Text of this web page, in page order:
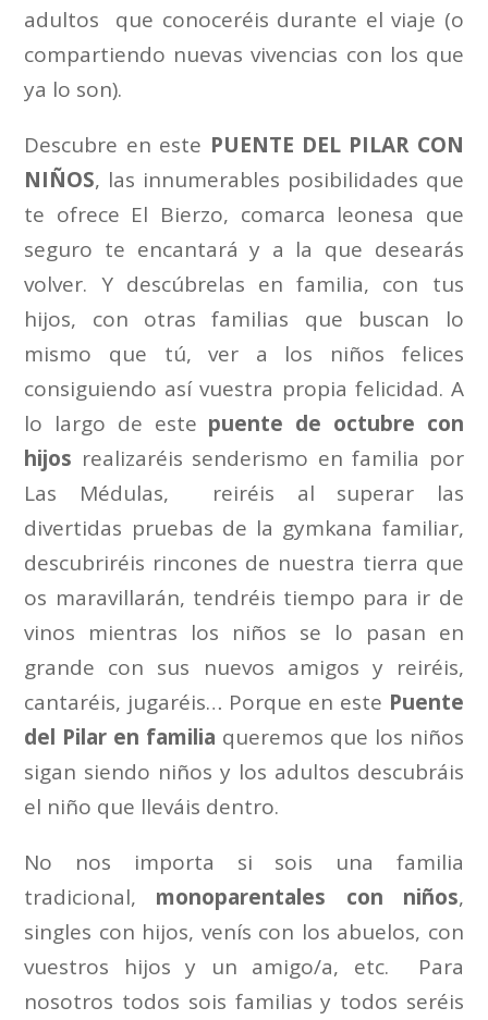
adultos que conoceréis durante el viaje (o
compartiendo nuevas vivencias con los que
ya lo son).
Descubre en este PUENTE DEL PILAR CON
NIÑOS, las innumerables posibilidades que
te ofrece El Bierzo, comarca leonesa que
seguro te encantará y a la que desearás
volver. Y descúbrelas en familia, con tus
hijos, con otras familias que buscan lo
mismo que tú, ver a los niños felices
consiguiendo así vuestra propia felicidad. A
lo largo de este puente de octubre con
hijos realizaréis senderismo en familia por
Las Médulas, reiréis al superar las
divertidas pruebas de la gymkana familiar,
descubriréis rincones de nuestra tierra que
os maravillarán, tendréis tiempo para ir de
vinos mientras los niños se lo pasan en
grande con sus nuevos amigos y reiréis,
cantaréis, jugaréis… Porque en este Puente
del Pilar en familia queremos que los niños
sigan siendo niños y los adultos descubráis
el niño que lleváis dentro.
No nos importa si sois una familia
tradicional, monoparentales con niños,
singles con hijos, venís con los abuelos, con
vuestros hijos y un amigo/a, etc. Para
nosotros todos sois familias y todos seréis